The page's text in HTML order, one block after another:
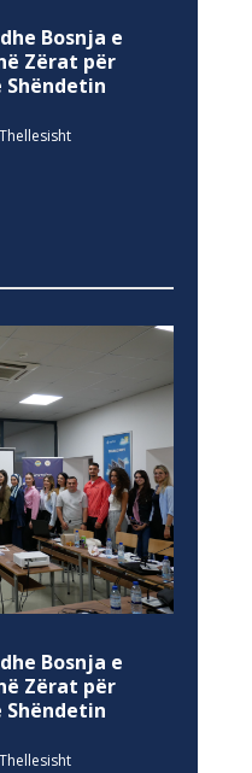
Bosnja e
Zërat për
Thellesisht
Bosnja e
Zërat për
Thellesisht